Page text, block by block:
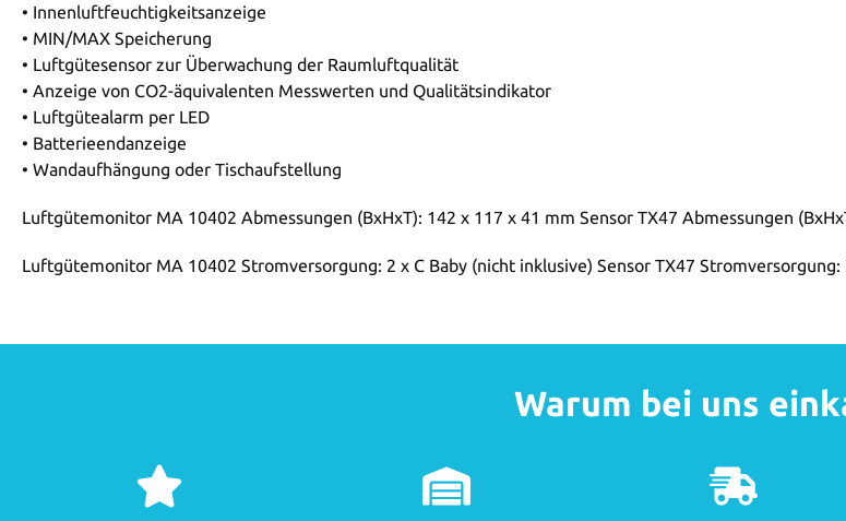
• Innenluftfeuchtigkeitsanzeige
• MIN/MAX Speicherung
• Luftgütesensor zur Überwachung der Raumluftqualität
• Anzeige von CO2-äquivalenten Messwerten und Qualitätsindikator
• Luftgütealarm per LED
• Batterieendanzeige
• Wandaufhängung oder Tischaufstellung
Luftgütemonitor MA 10402 Abmessungen (BxHxT): 142 x 117 x 41 mm Sensor TX47 Abmessungen
Luftgütemonitor MA 10402 Stromversorgung: 2 x C Baby (nicht inklusive) Sensor TX47
Warum bei uns